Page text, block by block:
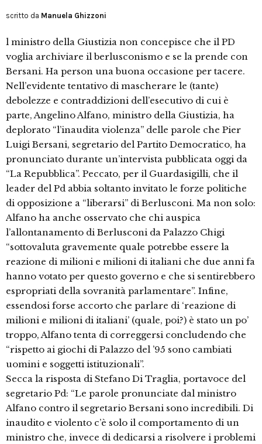
scritto da Manuela Ghizzoni
l ministro della Giustizia non concepisce che il PD
voglia archiviare il berlusconismo e se la prende con
Bersani. Ha person una buona occasione per tacere.
Nell’evidente tentativo di mascherare le (tante)
debolezze e contraddizioni dell’esecutivo di cui è
parte, Angelino Alfano, ministro della Giustizia, ha
deplorato “l’inaudita violenza” delle parole che Pier
Luigi Bersani, segretario del Partito Democratico, ha
pronunciato durante un’intervista pubblicata oggi da
“La Repubblica”. Peccato, per il Guardasigilli, che il
leader del Pd abbia soltanto invitato le forze politiche
di opposizione a “liberarsi” di Berlusconi. Ma non solo:
Alfano ha anche osservato che chi auspica
l’allontanamento di Berlusconi da Palazzo Chigi
“sottovaluta gravemente quale potrebbe essere la
reazione di milioni e milioni di italiani che due anni fa
hanno votato per questo governo e che si sentirebbero
espropriati della sovranità parlamentare”. Infine,
essendosi forse accorto che parlare di ‘reazione di
milioni e milioni di italiani’ (quale, poi?) è stato un po’
troppo, Alfano tenta di correggersi concludendo che
“rispetto ai giochi di Palazzo del ’95 sono cambiati
uomini e soggetti istituzionali”.
Secca la risposta di Stefano Di Traglia, portavoce del
segretario Pd: “Le parole pronunciate dal ministro
Alfano contro il segretario Bersani sono incredibili. Di
inaudito e violento c’è solo il comportamento di un
ministro che, invece di dedicarsi a risolvere i problemi